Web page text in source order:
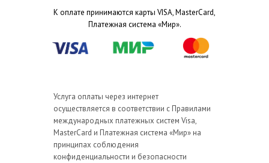
К оплате принимаются карты VISA, MasterCard,
Платежная система «Мир».
Услуга оплаты через интернет
осуществляется в соответствии с Правилами
международных платежных систем Visa,
MasterCard и Платежная система «Мир» на
принципах соблюдения
конфиденциальности и безопасности